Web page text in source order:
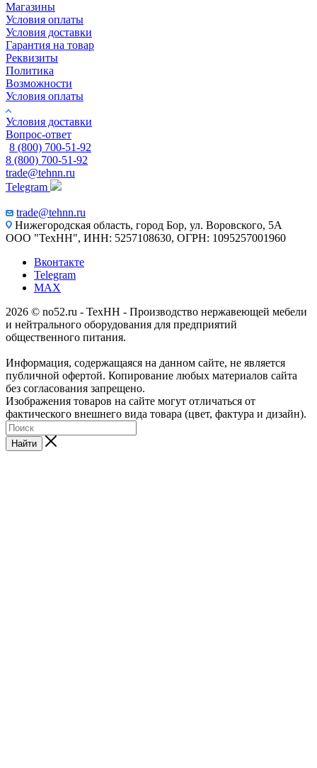
Магазины
Условия оплаты
Условия доставки
Гарантия на товар
Реквизиты
Политика
Возможности
Условия оплаты
Условия доставки
Вопрос-ответ
8 (800) 700-51-92
8 (800) 700-51-92
trade@tehnn.ru
Telegram
trade@tehnn.ru
Нижегородская область, город Бор, ул. Воровского, 5А
ООО "ТехНН", ИНН: 5257108630, ОГРН: 1095257001960
Вконтакте
Telegram
MAX
2026 © no52.ru - ТехНН - Производство нержавеющей мебели
и нейтрального оборудования для предприятий
общественного питания.
Информация, содержащаяся на данном сайте, не является
публичной офертой. Копирование любых материалов сайта
без согласования запрещено.
Изображения товаров на сайте могут отличаться от
фактического внешнего вида товара (цвет, фактура и дизайн).
Найти